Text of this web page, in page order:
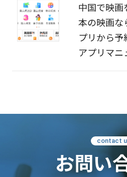
中国で映画
本の映画な
プリから
アプリマニ
contact
お問い